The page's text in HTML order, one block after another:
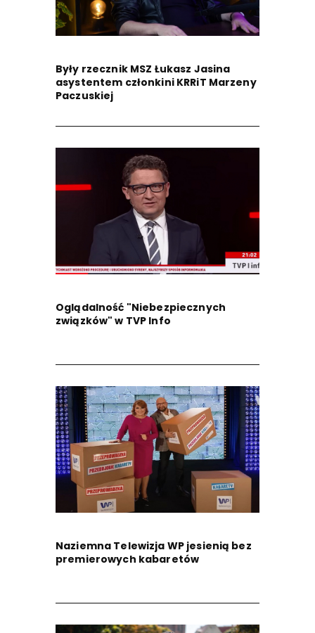
Były rzecznik MSZ Łukasz Jasina
asystentem członkini KRRiT Marzeny
Paczuskiej
Oglądalność "Niebezpiecznych
związków" w TVP Info
Naziemna Telewizja WP jesienią bez
premierowych kabaretów